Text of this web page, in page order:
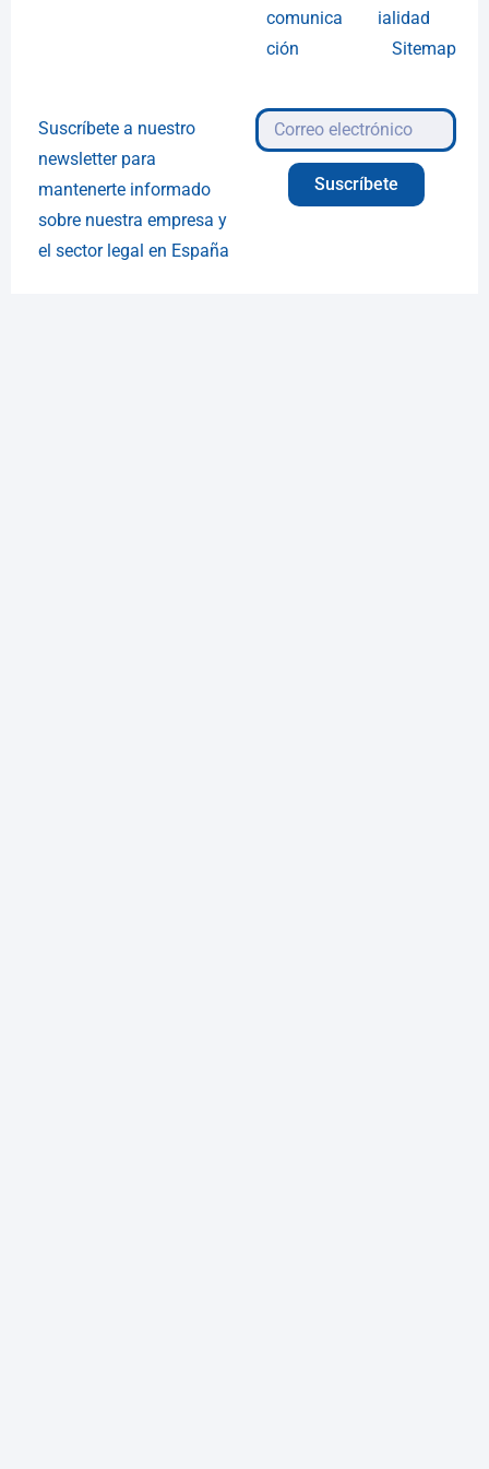
comunica
ción
ialidad
Sitemap
Suscríbete a nuestro
newsletter para
mantenerte informado
sobre nuestra empresa y
el sector legal en España
Suscríbete